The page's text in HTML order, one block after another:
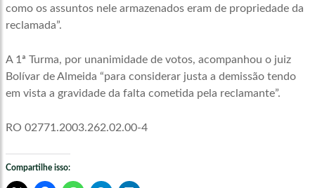
como os assuntos nele armazenados eram de propriedade da
reclamada”.
A 1ª Turma, por unanimidade de votos, acompanhou o juiz
Bolívar de Almeida “para considerar justa a demissão tendo
em vista a gravidade da falta cometida pela reclamante”.
RO 02771.2003.262.02.00-4
Compartilhe isso: